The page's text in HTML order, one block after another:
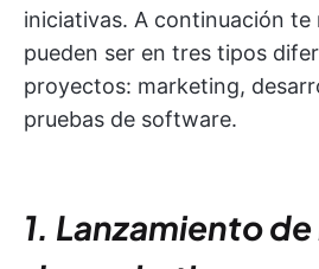
iniciativas. A continuación
pueden ser en tres tipos
proyectos: marketing,
pruebas de software.
1. Lanzamiento